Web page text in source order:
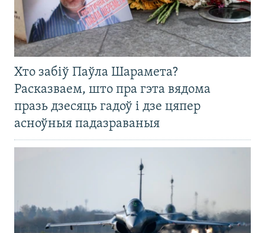
Хто забіў Паўла Шарамета?
Расказваем, што пра гэта вядома
празь дзесяць гадоў і дзе цяпер
асноўныя падазраваныя